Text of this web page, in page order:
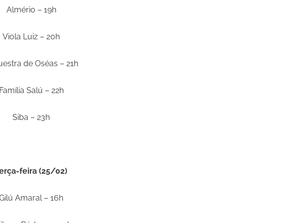
Almério – 19h
Viola Luiz – 20h
de Oséas – 21h
Família Salú – 22h
Siba – 23h
feira (25/02)
Amaral – 16h